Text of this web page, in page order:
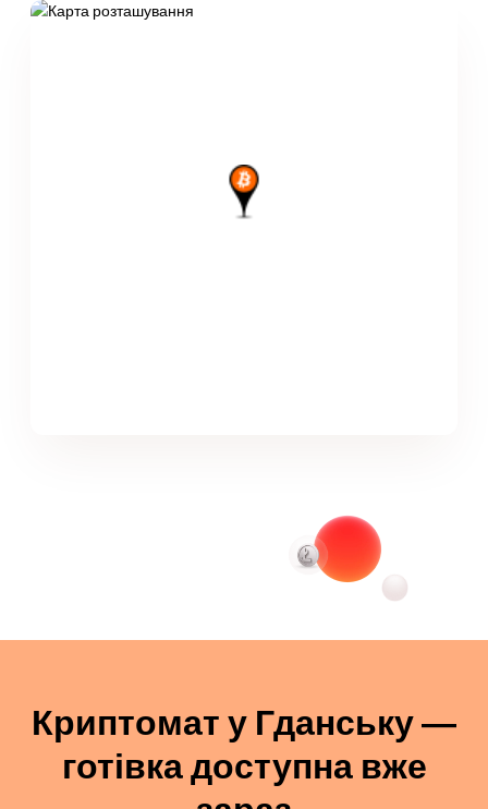
Криптомат у Гданську —
готівка доступна вже